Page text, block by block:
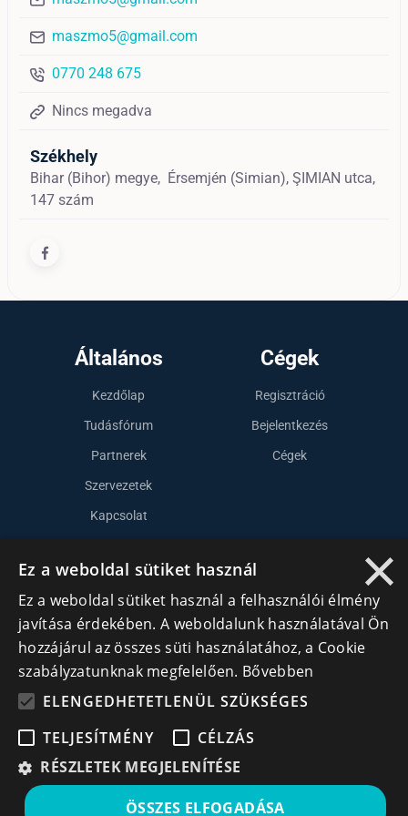
maszmo5@gmail.com
0770 248 675
Nincs megadva
Székhely
Bihar (Bihor) megye, Érsemjén (Simian), ŞIMIAN utca,
147 szám
Általános
Kezdőlap
Tudásfórum
Partnerek
Szervezetek
Kapcsolat
Cégek
Regisztráció
Bejelentkezés
Cégek
Lépj kapcsolatba velünk
info@cegek.ro
+40 740 856 970
Iratkozz fel hírlevelünkre!
×
Ez a weboldal sütiket használ
Ez a weboldal sütiket használ a felhasználói élmény
javítása érdekében. A weboldalunk használatával Ön
hozzájárul az összes süti használatához, a Cookie
szabályzatunknak megfelelően. Bővebben
ELENGEDHETETLENÜL SZÜKSÉGES
TELJESÍTMÉNY
CÉLZÁS
RÉSZLETEK MEGJELENÍTÉSE
ÖSSZES ELFOGADÁSA